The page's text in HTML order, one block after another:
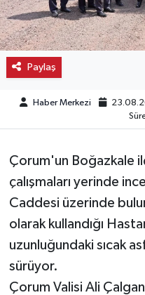
Paylaş
Haber Merkezi
Çorum'un Boğazkale
çalışmaları yerinde
Caddesi üzerinde
olarak kullandığı
uzunluğundaki sıcak
sürüyor.
Çorum Valisi Ali
Kargı
Laçin
Mecitözü
Oğuzlar
Ortaköy
Osmancık
Sungurlu
Uğurludağ